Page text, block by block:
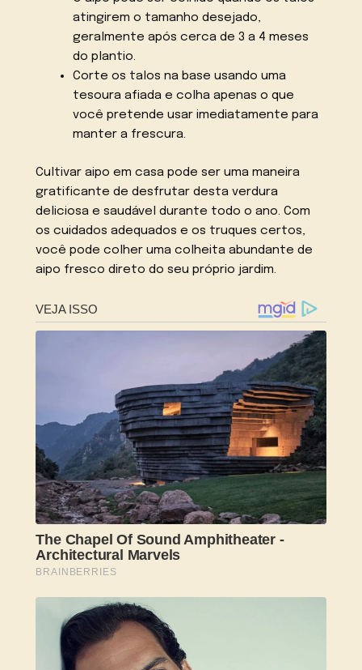
atingirem o tamanho desejado,
geralmente após cerca de 3 a 4 meses
do plantio.
Corte os talos na base usando uma
tesoura afiada e colha apenas o que
você pretende usar imediatamente para
manter a frescura.
Cultivar aipo em casa pode ser uma maneira
gratificante de desfrutar desta verdura
deliciosa e saudável durante todo o ano. Com
os cuidados adequados e os truques certos,
você pode colher uma colheita abundante de
aipo fresco direto do seu próprio jardim.